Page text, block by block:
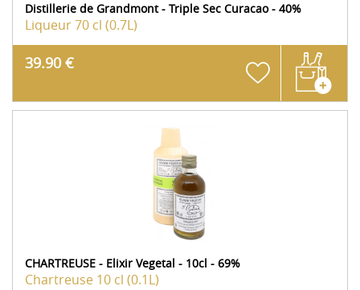
Distillerie de Grandmont - Triple Sec Curacao - 40%
Liqueur70 cl (0.7L)
39.90 €
CHARTREUSE - Elixir Vegetal - 10cl - 69%
Chartreuse 10 cl (0.1L)